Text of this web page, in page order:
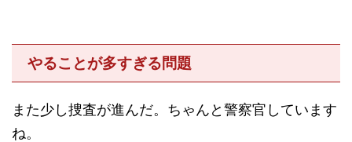
やることが多すぎる問題
また少し捜査が進んだ。ちゃんと警察官しています
ね。